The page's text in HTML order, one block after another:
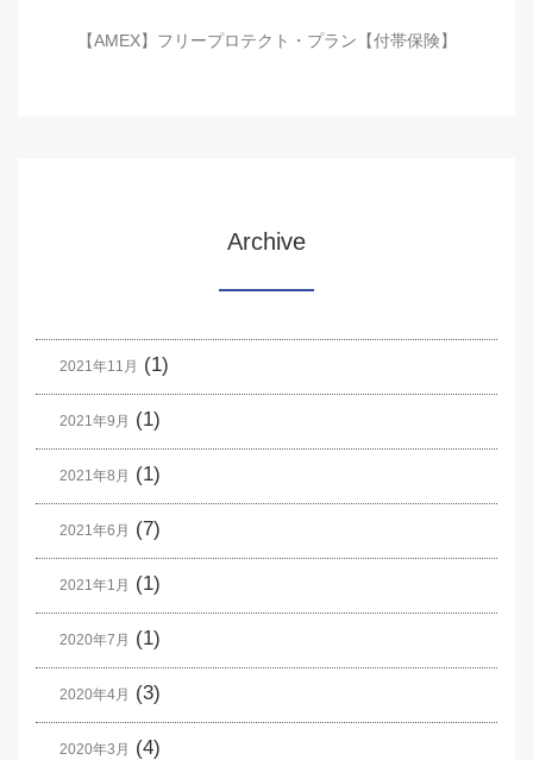
【AMEX】フリープロテクト・プラン【付帯保険】
Archive
2021年11月 (1)
2021年9月 (1)
2021年8月 (1)
2021年6月 (7)
2021年1月 (1)
2020年7月 (1)
2020年4月 (3)
2020年3月 (4)